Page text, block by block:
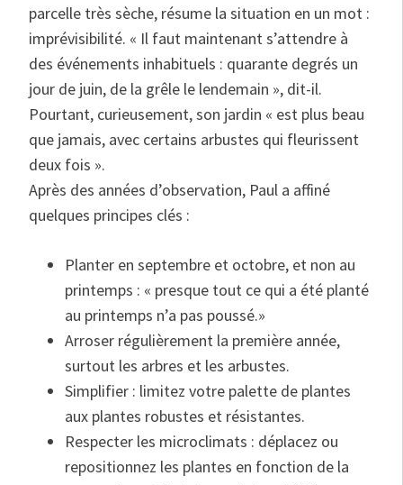
parcelle très sèche, résume la situation en un mot :
imprévisibilité. « Il faut maintenant s’attendre à
des événements inhabituels : quarante degrés un
jour de juin, de la grêle le lendemain », dit-il.
Pourtant, curieusement, son jardin « est plus beau
que jamais, avec certains arbustes qui fleurissent
deux fois ».
Après des années d’observation, Paul a affiné
quelques principes clés :
Planter en septembre et octobre, et non au
printemps : « presque tout ce qui a été planté
au printemps n’a pas poussé.»
Arroser régulièrement la première année,
surtout les arbres et les arbustes.
Simplifier : limitez votre palette de plantes
aux plantes robustes et résistantes.
Respecter les microclimats : déplacez ou
repositionnez les plantes en fonction de la